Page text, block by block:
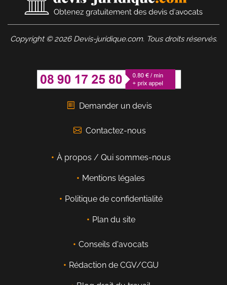
Copyright © 2026 Devis-juridique.com. Tous droits réservés.
Demander un devis
Contactez-nous
À propos / Qui sommes-nous
Mentions légales
Politique de confidentialité
Plan du site
Conseils d'avocats
Rédaction de CGV/CGU